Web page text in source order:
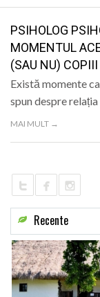
SANATATE
SPORT
SPECIAL
POLITIC
PSIHOLOG
MOMENTUL
(SAU NU)
Există momente
spun despre
MAI MULT →
Recente